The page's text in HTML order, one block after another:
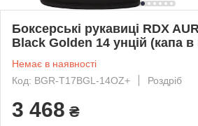
Боксерські рукавиці RDX
Black Golden 14 унцій (капа в
Немає в наявності
Код: BGR-T17BGL-14OZ+
Роздріб
3 468 ₴